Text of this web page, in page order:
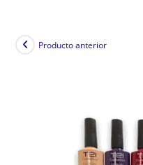
Producto anterior